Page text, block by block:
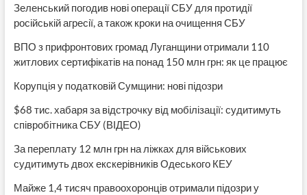
Зеленський погодив нові операції СБУ для протидії
російській агресії, а також кроки на очищення СБУ
ВПО з прифронтових громад Луганщини отримали 110
житлових сертифікатів на понад 150 млн грн: як це працює
Корупція у податковій Сумщини: нові підозри
$68 тис. хабаря за відстрочку від мобілізації: судитимуть
співробітника СБУ (ВІДЕО)
За переплату 12 млн грн на ліжках для військових
судитимуть двох екскерівників Одеського КЕУ
Майже 1,4 тисяч правоохоронців отримали підозри у